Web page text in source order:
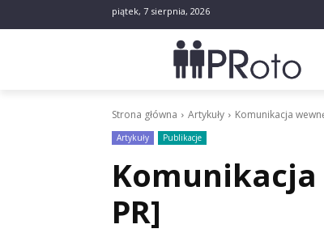
piątek, 7 sierpnia, 2026
Strona główna Artykuły Komunikacja
Artykuły Publikacje
Komunikacja
PR]